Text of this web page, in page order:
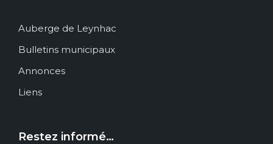
Auberge de Leynhac
Bulletins municipaux
Annonces
Liens
Restez informé…